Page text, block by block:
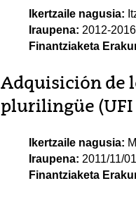
Ikertzaile nagusia:
Iraupena: 2012-2016
Finantziaketa
Adquisición de
plurilingüe (UFI
Ikertzaile nagusia:
Iraupena: 2011/11/
Finantziaketa